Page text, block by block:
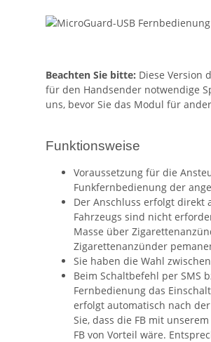
Beachten Sie bitte: Diese Version
für den Handsender notwendige
uns, bevor Sie das Modul für
Funktionsweise
Voraussetzung für die
Funkfernbedienung der
Der Anschluss erfolgt direkt
Fahrzeugs sind nicht
Masse über
Zigarettenanzünder
Sie haben die Wahl
Beim Schaltbefehl per SMS
Fernbedienung das
erfolgt automatisch nach
Sie, dass die FB mit
FB von Vorteil wäre.